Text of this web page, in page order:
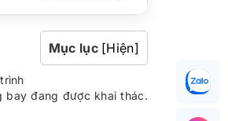
Mục lục [Hiện]
bay đang được khai thác.